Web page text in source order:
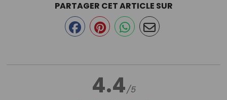
4.4/5
PARTAGER CET ARTICLE SUR